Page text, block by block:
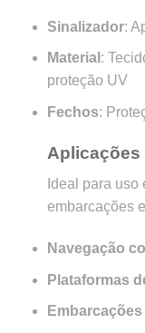
Sinalizador:
Material :
proteção UV
Fechos:
Aplicações
Ideal para uso
embarcações
Navegação
Plataformas